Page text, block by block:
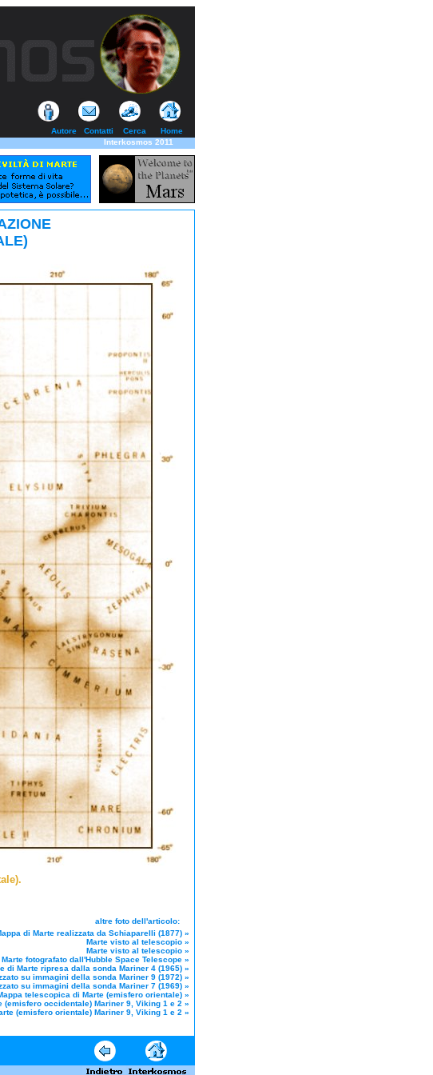
Autore Contatti Cerca
Home
Interkosmos 2011
altre foto dell'articolo:
di Marte realizzata da Schiaparelli (1877) »
Marte visto al telescopio »
Marte visto al telescopio »
Marte fotografato dall'Hubble Space Telescope »
di Marte ripresa dalla sonda Mariner 4 (1965) »
su immagini della sonda Mariner 9 (1972) »
su immagini della sonda Mariner 7 (1969) »
telescopica di Marte (emisfero orientale) »
(emisfero occidentale) Mariner 9, Viking 1 e 2 »
(emisfero orientale) Mariner 9, Viking 1 e 2 »